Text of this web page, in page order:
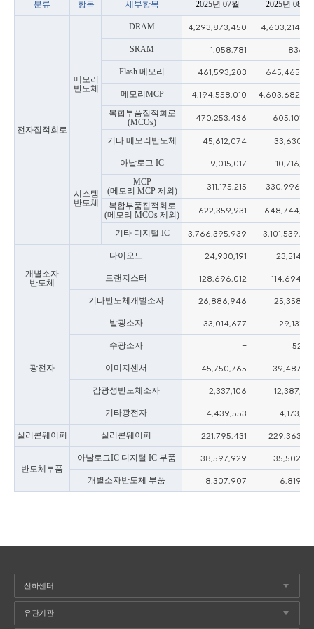
분류 항목 세부항목 2025년 07월 2025년 08월
전자집적회로
메모리
반도체
DRAM 4,293,873,450
SRAM 1,058,781
Flash 메모리 461,593,203
메모리MCP 4,194,558,010
복합부품집적회로
(MCOs)
470,253,436
기타 메모리반도체 45,612,074
시스템
반도체
아날로그 IC 9,015,017
MCP
(메모리 MCP 제외)
311,175,215
복합부품집적회로
(메모리 MCOs 제외)
622,359,931
기타 디지털 IC 3,766,395,939
개별소자
반도체
다이오드 24,930,191
트랜지스터 128,696,012
기타반도체개별소자 26,886,946
광전자
발광소자 33,014,677
수광소자 -
이미지센서 45,750,765
감광성반도체소자 2,337,106
기타광전자 4,439,553
실리콘웨이퍼 실리콘웨이퍼 221,795,431
반도체부품
아날로그IC 디지털 IC 부품 38,597,929
개별소자반도체 부품 8,307,907